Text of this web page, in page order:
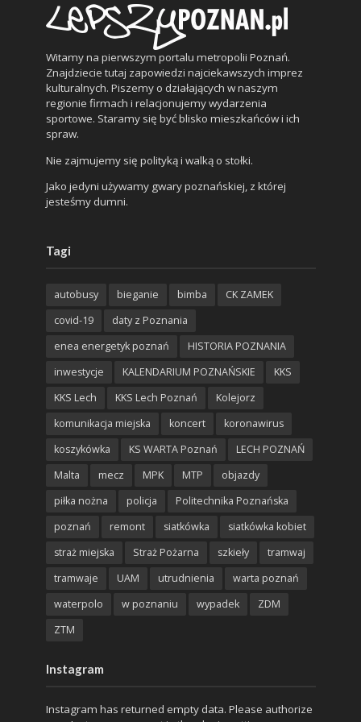
Witamy na pierwszym portalu metropolii Poznań.
Znajdziecie tutaj zapowiedzi najciekawszych imprez
kulturalnych. Piszemy o działających w naszym
regionie firmach i relacjonujemy wydarzenia
sportowe. Staramy się być blisko mieszkańców i ich
spraw.
Nie zajmujemy się polityką i walką o stołki.
Jako jedyni używamy gwary poznańskiej, z której
jesteśmy dumni.
Tagi
autobusy bieganie bimba
CK ZAMEK
covid-19
daty z Poznania
enea energetyk poznań
HISTORIA POZNANIA
inwestycje
KALENDARIUM POZNAŃSKIE
KKS
KKS Lech
KKS Lech Poznań
Kolejorz
komunikacja miejska
koncert
koronawirus
koszykówka
KS WARTA Poznań
LECH POZNAŃ
Malta
mecz MPK MTP
objazdy
piłka nożna
policja
Politechnika Poznańska
poznań
remont siatkówka
siatkówka kobiet
straż miejska
Straż Pożarna szkieły
tramwaj
tramwaje
UAM utrudnienia
warta poznań
waterpolo
w poznaniu wypadek
ZDM
ZTM
Instagram
Instagram has returned empty data. Please authorize